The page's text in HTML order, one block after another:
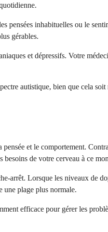
inhabituelles ou le
gérables.
et dépressifs. Votre
autistique, bien que cela
et le comportement.
de votre cerveau à ce
Lorsque les niveaux de
une plage plus normale.
efficace pour gérer les